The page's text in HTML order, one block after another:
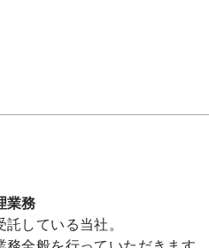
業務
している当社。